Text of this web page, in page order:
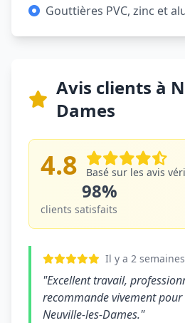
Gouttières PVC, zinc et
Avis clients à
Dames
4.8 Basé sur les avis
98%
clients satisfaits
Il y a 2 semaines
"Excellent travail,
recommande vivement
Neuville-les-Dames."